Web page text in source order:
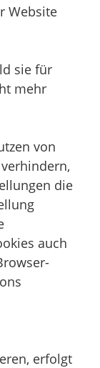
Website
sie für
mehr
von
die
auch
erfolgt